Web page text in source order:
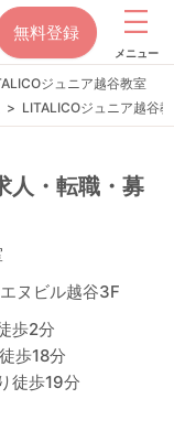
無料登録
メニュー
ジュニア越谷教室
LITALICOジュニア越谷
人・転職・募
ヌビル越谷3F
歩2分
歩18分
徒歩19分